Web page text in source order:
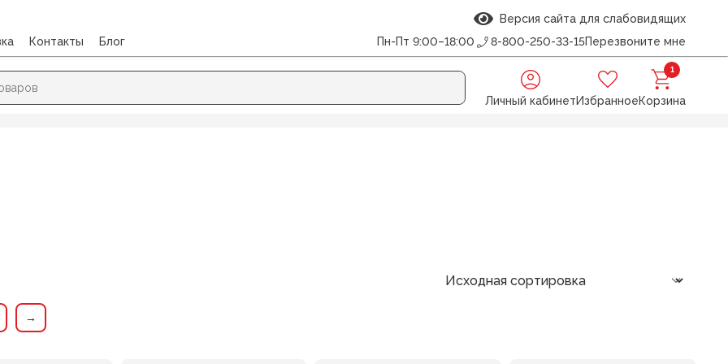
Версия сайта для слабовидящих
Контакты Блог Пн-Пт 9:00–18:00 8-800-250-33-15Перезвоните мне
Личный кабинетИзбранное
1
Корзина
→